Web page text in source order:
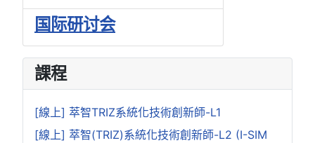
国际研讨会
課程
[線上] 萃智TRIZ系統化技術創新師-L1
[線上] 萃智(TRIZ)系統化技術創新師-L2 (I-SIM